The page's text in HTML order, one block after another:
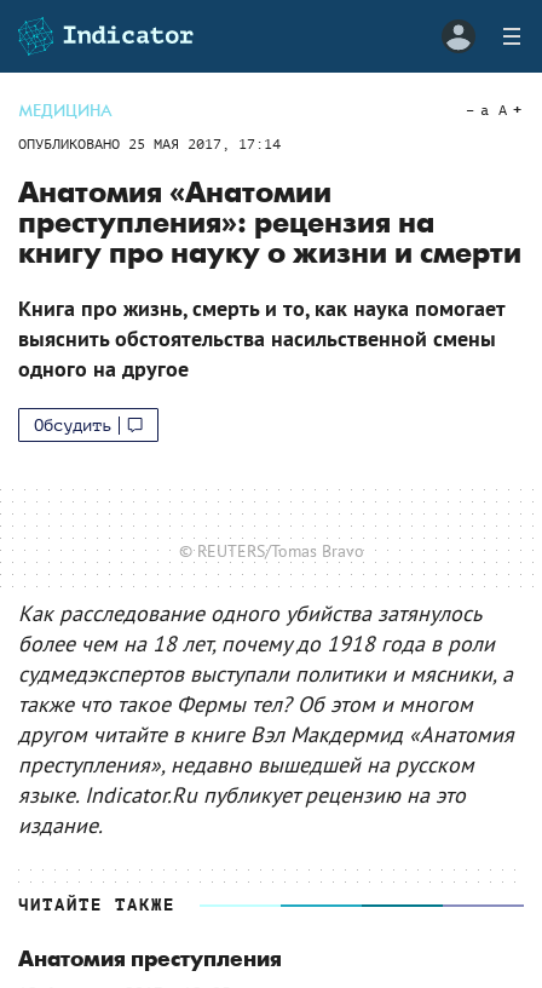
МЕДИЦИНА
ОПУБЛИКОВАНО 25 МАЯ 2017, 17:14
a A
Анатомия «Анатомии
преступления»: рецензия на
книгу про науку о жизни и смерти
Книга про жизнь, смерть и то, как наука помогает
выяснить обстоятельства насильственной смены
одного на другое
Обсудить
© REUTERS/Tomas Bravo
Как расследование одного убийства затянулось
более чем на 18 лет, почему до 1918 года в роли
судмедэкспертов выступали политики и мясники, а
также что такое Фермы тел? Об этом и многом
другом читайте в книге Вэл Макдермид «Анатомия
преступления», недавно вышедшей на русском
языке. Indicator.Ru публикует рецензию на это
издание.
ЧИТАЙТЕ ТАКЖЕ
Анатомия преступления